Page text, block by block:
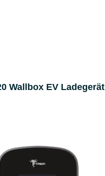
Wallbox EV Ladegerät